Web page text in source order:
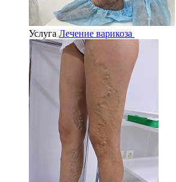
Услуга Лечение варикоза